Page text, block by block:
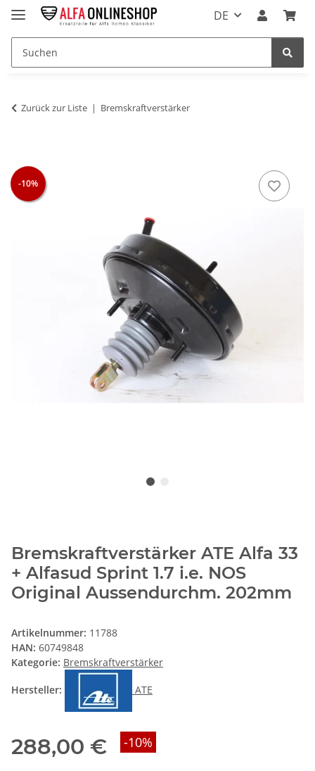
DE
Zurück zur Liste Bremskraftverstärker
-10%
Bremskraftverstärker ATE Alfa 33
+ Alfasud Sprint 1.7 i.e. NOS
Original Aussendurchm. 202mm
Artikelnummer: 11788
HAN: 60749848
Kategorie: Bremskraftverstärker
Hersteller: ATE
288,00 € -10%